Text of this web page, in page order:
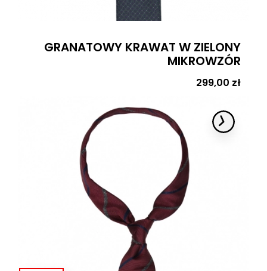
GRANATOWY KRAWAT W ZIELONY
MIKROWZÓR
Cena
299,00 zł